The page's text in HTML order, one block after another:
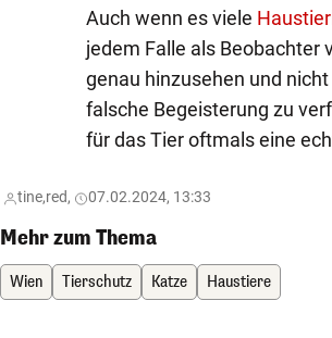
Auch wenn es viele
jedem Falle als Beobachter
genau hinzusehen und
falsche Begeisterung zu
für das Tier oftmals eine
tine,red, 07.02.2024, 13:33
Mehr zum Thema
Wien Tierschutz Katze Haustiere